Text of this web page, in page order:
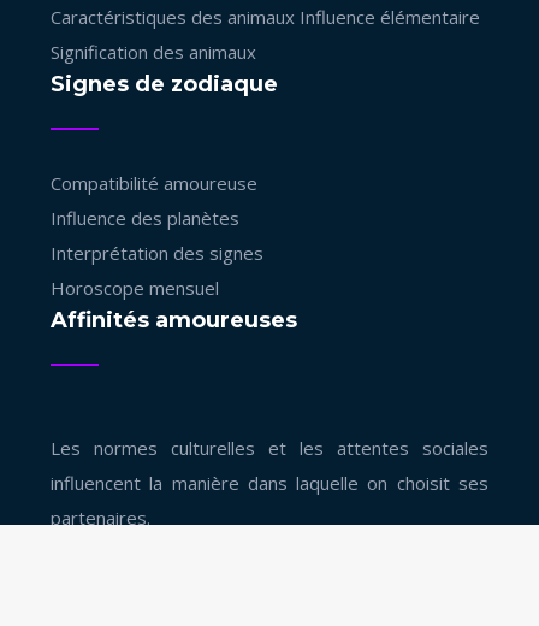
Caractéristiques des animaux Influence élémentaire
Signification des animaux
Signes de zodiaque
Compatibilité amoureuse
Influence des planètes
Interprétation des signes
Horoscope mensuel
Affinités amoureuses
Les normes culturelles et les attentes sociales
influencent la manière dans laquelle on choisit ses
partenaires.